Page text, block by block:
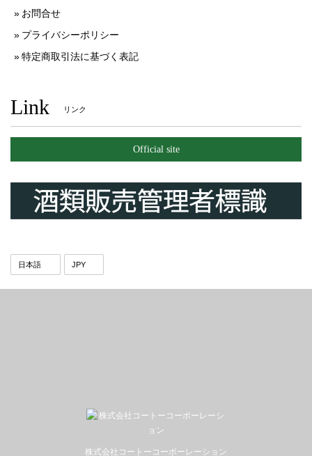
お問合せ
プライバシーポリシー
特定商取引法に基づく表記
Link リンク
Official site
株式会社コートーコーポーレーション